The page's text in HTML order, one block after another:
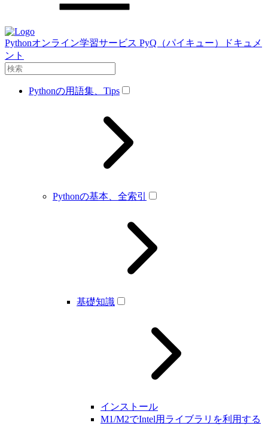
Pythonオンライン学習サービス PyQ（パイキュー）ドキュメ
ント
Pythonの用語集、Tips
Pythonの基本、全索引
基礎知識
インストール
M1/M2でIntel用ライブラリを利用する